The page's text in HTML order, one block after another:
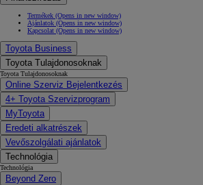
Termékek (Opens in new window)
Ajánlatok (Opens in new window)
Kapcsolat (Opens in new window)
Toyota Business
Toyota Tulajdonosoknak
Toyota Tulajdonosoknak
Online Szerviz Bejelentkezés
4+ Toyota Szervizprogram
MyToyota
Eredeti alkatrészek
Vevőszolgálati ajánlatok
Technológia
Technológia
Beyond Zero